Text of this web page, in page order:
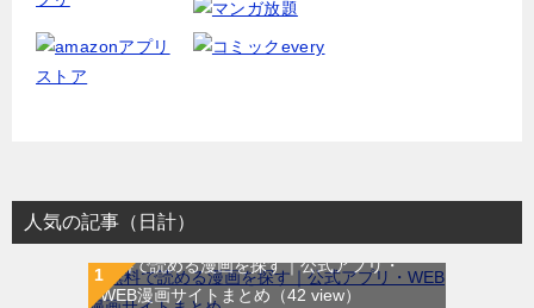
人気の記事（日計）
無料で読める漫画を探す｜公式アプリ・
WEB漫画サイトまとめ （42 view）